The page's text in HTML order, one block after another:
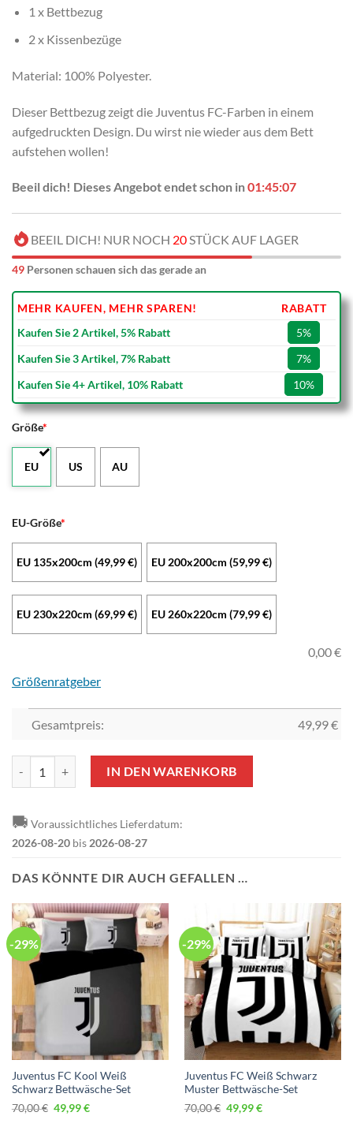
1 x Bettbezug
2 x Kissenbezüge
Material: 100% Polyester.
Dieser Bettbezug zeigt die Juventus FC-Farben in einem
aufgedruckten Design. Du wirst nie wieder aus dem Bett
aufstehen wollen!
Beeil dich! Dieses Angebot endet schon in01:45:06
BEEIL DICH! NUR NOCH 20STÜCK AUF LAGER
49 Personen schauen sich das gerade an
MEHR KAUFEN, MEHR SPAREN!
RABATT
Kaufen Sie 2 Artikel, 5% Rabatt
5%
Kaufen Sie 3 Artikel, 7% Rabatt
7%
Kaufen Sie 4+ Artikel, 10% Rabatt
10%
Größe*
EU US AU
EU-Größe*
EU 135x200cm (49,99 €) EU 200x200cm (59,99 €)
EU 230x220cm (69,99 €) EU 260x220cm (79,99 €)
0,00€
Größenratgeber
Gesamtpreis: 49,99€
Juventus FC Schwarz Bettwäsche-Set Menge
IN DEN WARENKORB
🚚 Voraussichtliches Lieferdatum:
2026-08-20 bis 2026-08-27
DAS KÖNNTE DIR AUCH GEFALLEN …
-29%
Juventus FC Kool Weiß
Schwarz Bettwäsche-Set
70,00€ Ursprünglicher
Preis
49,99€Aktueller
-29%
Juventus FC Weiß Schwarz
Muster Bettwäsche-Set
70,00€ Ursprünglicher
Preis
49,99€Aktueller